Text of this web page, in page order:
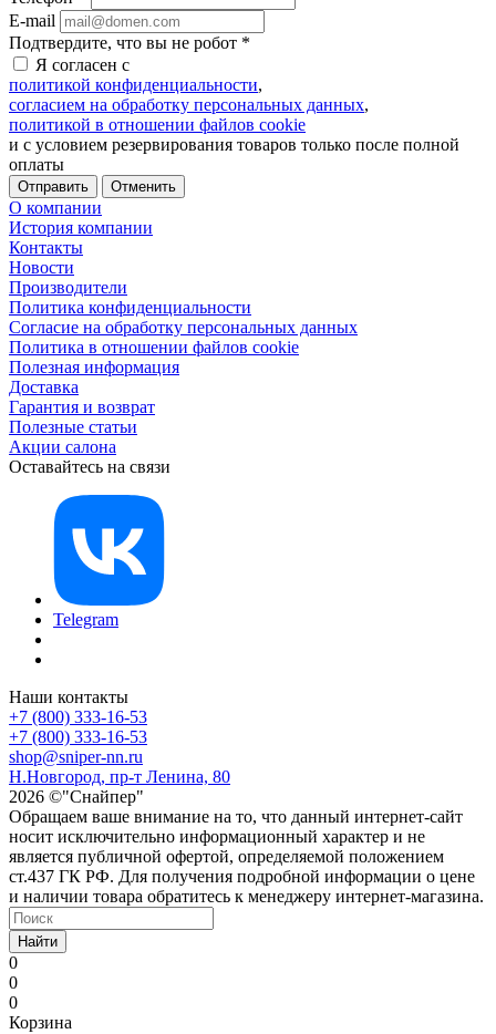
E-mail
Подтвердите, что вы не робот *
Я согласен с
политикой конфиденциальности,
согласием на обработку персональных данных,
политикой в отношении файлов cookie
и с условием резервирования товаров только после полной
оплаты
Отменить
О компании
История компании
Контакты
Новости
Производители
Политика конфиденциальности
Согласие на обработку персональных данных
Политика в отношении файлов cookie
Полезная информация
Доставка
Гарантия и возврат
Полезные статьи
Акции салона
Оставайтесь на связи
Telegram
Наши контакты
+7 (800) 333-16-53
+7 (800) 333-16-53
shop@sniper-nn.ru
Н.Новгород, пр-т Ленина, 80
2026 ©"Снайпер"
Обращаем ваше внимание на то, что данный интернет-сайт
носит исключительно информационный характер и не
является публичной офертой, определяемой положением
ст.437 ГК РФ. Для получения подробной информации о цене
и наличии товара обратитесь к менеджеру интернет-магазина.
Найти
0
0
0
Корзина